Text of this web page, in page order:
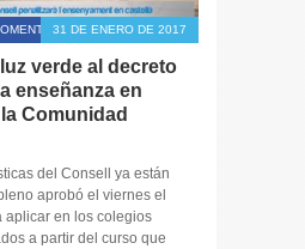
31 DE ENERO DE 2017
verde al decreto
enseñanza en
Comunidad
del Consell ya están
aprobó el viernes el
aplicar en los colegios
a partir del curso que